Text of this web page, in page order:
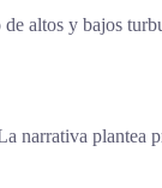
altos y bajos
narrativa plantea